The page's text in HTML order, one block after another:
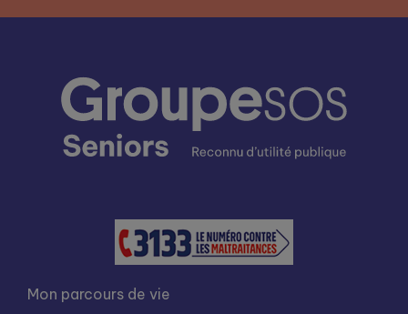
Mon parcours de vie